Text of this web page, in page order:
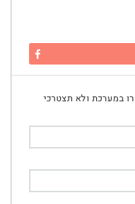
במערכת ולא תצטרכי